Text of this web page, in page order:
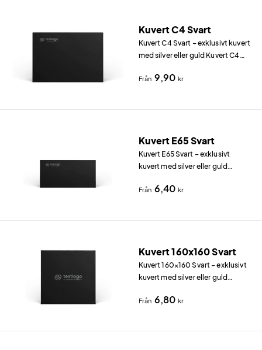
Kuvert C4 Svart
Kuvert C4 Svart – exklusivt kuvert
med silver eller guld Kuvert C4
svart papper ger ett omedelbart
Från 9,90 kr
Kuvert E65 Svart
Kuvert E65 Svart – exklusivt
kuvert med silver eller guld
120 g/m² svart papper ger ett
Från 6,40 kr
Kuvert 160x160 Svart
Kuvert 160×160 Svart – exklusivt
kuvert med silver eller guld
mm) i 120 g/m² svart papper ger
Från 6,80 kr